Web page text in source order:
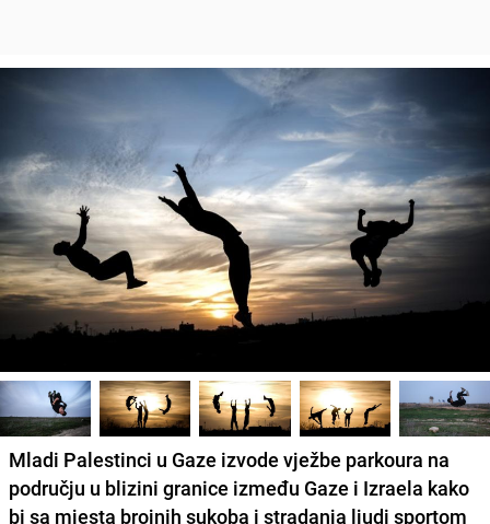
Mladi Palestinci u Gaze izvode vježbe parkoura na
području u blizini granice između Gaze i Izraela kako
bi sa mjesta brojnih sukoba i stradanja ljudi sportom